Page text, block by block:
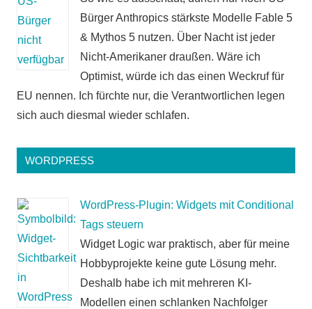
Bürger Anthropics stärkste Modelle Fable 5
& Mythos 5 nutzen. Über Nacht ist jeder
Nicht-Amerikaner draußen. Wäre ich
Optimist, würde ich das einen Weckruf für
EU nennen. Ich fürchte nur, die Verantwortlichen legen
sich auch diesmal wieder schlafen.
WORDPRESS
WordPress-Plugin: Widgets mit Conditional
Tags steuern
Widget Logic war praktisch, aber für meine
Hobbyprojekte keine gute Lösung mehr.
Deshalb habe ich mit mehreren KI-
Modellen einen schlanken Nachfolger